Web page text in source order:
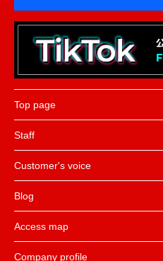
Top page
Staff
Customer's voice
Blog
Access map
Company profile